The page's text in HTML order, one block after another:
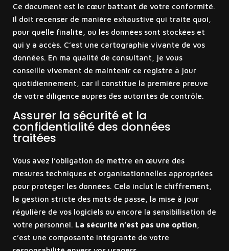
Ce document est le cœur battant de votre conformité.
Il doit recenser de manière exhaustive qui traite quoi,
pour quelle finalité, où les données sont stockées et
qui y a accès. C’est une cartographie vivante de vos
données. En ma qualité de consultant, je vous
conseille vivement de maintenir ce registre à jour
quotidiennement, car il constitue la première preuve
de votre diligence auprès des autorités de contrôle.
Assurer la sécurité et la
confidentialité des données
traitées
Vous avez l’obligation de mettre en œuvre des
mesures techniques et organisationnelles appropriées
pour protéger les données. Cela inclut le chiffrement,
la gestion stricte des mots de passe, la mise à jour
régulière de vos logiciels ou encore la sensibilisation de
votre personnel. La sécurité n’est pas une option,
c’est une composante intégrante de votre